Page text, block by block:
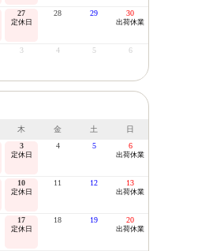
27
定休日
28 29 30
出荷休業
3 4 5 6
木 金 土
日
3
定休日
4 5 6
出荷休業
10
定休日
11 12 13
出荷休業
17
定休日
18 19 20
出荷休業